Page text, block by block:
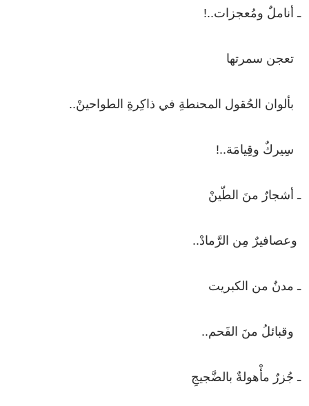
ـ أناملٌ ومُعجزات..!
تعجن سمرتها
بألوان الحُقول المحنطةِ في ذاكِرةِ الطواحينْ..
سِيركٌ وقِيامَة..!
ـ أشجارٌ منَ الطّينْ
وعصافيرٌ مِن الرَّمادْ..
ـ مدنٌ من الكبريت
وقبائلُ منَ الفَحم..
ـ جُزرٌ مأْهولةٌ بالضَّجيجِ